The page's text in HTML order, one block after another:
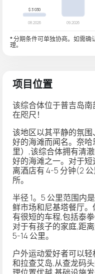
* 分期条件可单独协商。如需
理。
项目位置
该综合体位于普吉岛
在咫尺！
该地区以其平静的氛
好的海滩而闻名。奈
里）,该综合体拥有清
好的海滩之一。对于
离酒店有 4-5 分钟(2
所。
半径 1。5 公里范围内
鲜市场和尼基塔餐厅
有很短的车程,包括泰拳
对于有孩子的家庭,距
5-14 公里。
户外运动爱好者可以
和拉查艾岛,从查龙码